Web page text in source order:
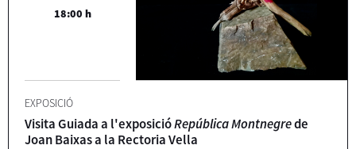
18:00 h
EXPOSICIÓ
Visita Guiada a l'exposicióRepública Montnegrede
Joan Baixas a la Rectoria Vella